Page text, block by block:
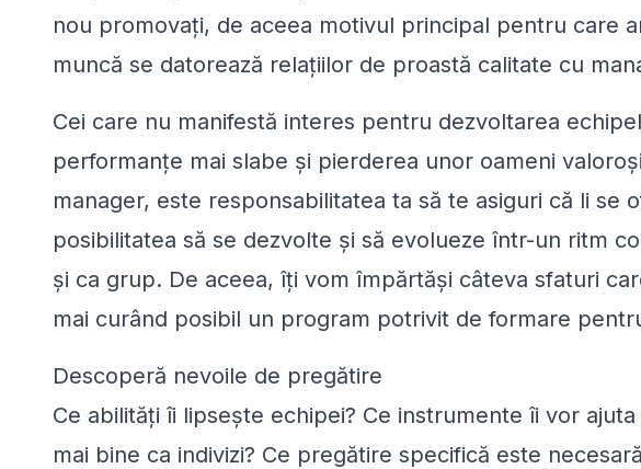
nou promovați, de aceea motivul principal pentru care
muncă se datorează relațiilor de proastă calitate cu
Cei care nu manifestă interes pentru dezvoltarea
performanțe mai slabe și pierderea unor oameni
manager, este responsabilitatea ta să te asiguri că li se
posibilitatea să se dezvolte și să evolueze într-un ritm
și ca grup. De aceea, îți vom împărtăși câteva sfaturi
mai curând posibil un program potrivit de formare
Descoperă nevoile de pregătire
Ce abilități îi lipsește echipei? Ce instrumente îi vor
mai bine ca indivizi? Ce pregătire specifică este